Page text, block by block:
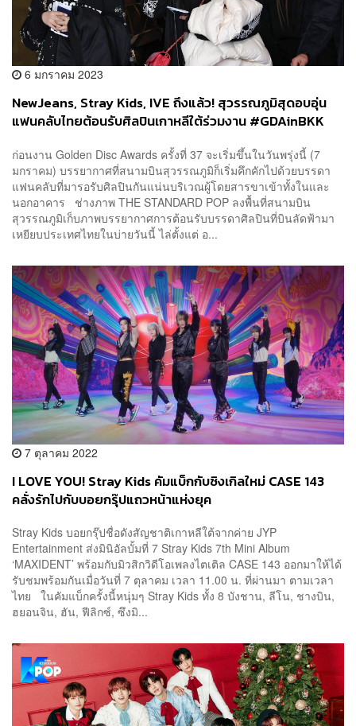
6 มกราคม 2023
NewJeans, Stray Kids, IVE ถึงแล้ว! สุวรรณภูมิสุดอบอุ่น
แฟนคลับไทยต้อนรับศิลปินเกาหลีใต้ร่วมงาน #GDAinBKK
ก่อนงาน Golden Disc Awards ครั้งที่ 37 จะเริ่มขึ้นในวันพรุ่งนี้ (7
มกราคม) บรรยากาศที่สนามบินสุวรรณภูมิก็เริ่มคึกคักไปด้วยบรรดา
แฟนคลับที่มารอรับศิลปินกันแน่นบริเวณผู้โดยสารขาเข้าทั้งในและ
นอกอาคาร ช่างภาพ THE STANDARD POP ลงพื้นที่สนามบิน
สุวรรณภูมิเก็บภาพบรรยากาศการต้อนรับบรรดาศิลปินที่บินลัดฟ้ามา
เหยียบประเทศไทยในบ่ายวันนี้ ไล่ตั้งแต่ อ...
7 ตุลาคม 2022
I LOVE YOU! Stray Kids คัมแบ็กกับซิงเกิลใหม่ CASE 143
คลั่งรักไปกับบอยกรุ๊ปแถวหน้าแห่งยุค
Stray Kids บอยกรุ๊ปชื่อดังสัญชาติเกาหลีใต้จากค่าย JYP
Entertainment ส่งมินิอัลบั้มที่ 7 Stray Kids 7th Mini Album
‘MAXIDENT’ พร้อมกับมิวสิกวิดีโอเพลงไตเติล CASE 143 ออกมาให้ได้
รับชมพร้อมกันเมื่อวันที่ 7 ตุลาคม เวลา 11.00 น. ที่ผ่านมา ตามเวลา
ไทย ในคัมแบ็กครั้งนี้หนุ่มๆ Stray Kids ทั้ง 8 บังชาน, ลีโน, ชางบิน,
ฮยอนจิน, ฮัน, ฟีลิกซ์, ซึงมิ...